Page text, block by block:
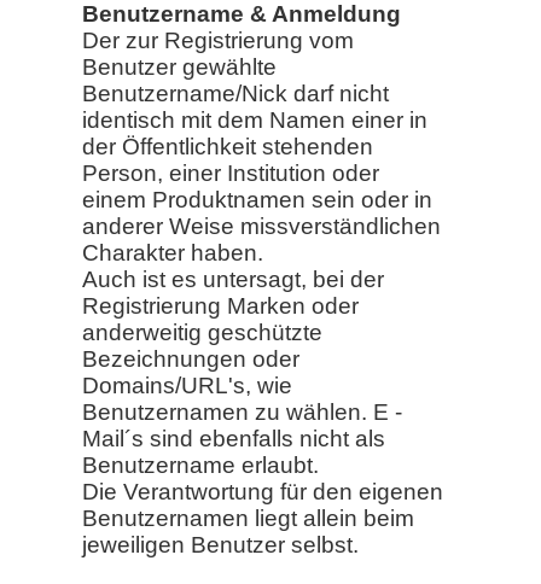
Benutzername & Anmeldung
Der zur Registrierung vom
Benutzer gewählte
Benutzername/Nick darf nicht
identisch mit dem Namen einer in
der Öffentlichkeit stehenden
Person, einer Institution oder
einem Produktnamen sein oder in
anderer Weise missverständlichen
Charakter haben.
Auch ist es untersagt, bei der
Registrierung Marken oder
anderweitig geschützte
Bezeichnungen oder
Domains/URL's, wie
Benutzernamen zu wählen. E -
Mail´s sind ebenfalls nicht als
Benutzername erlaubt.
Die Verantwortung für den eigenen
Benutzernamen liegt allein beim
jeweiligen Benutzer selbst.